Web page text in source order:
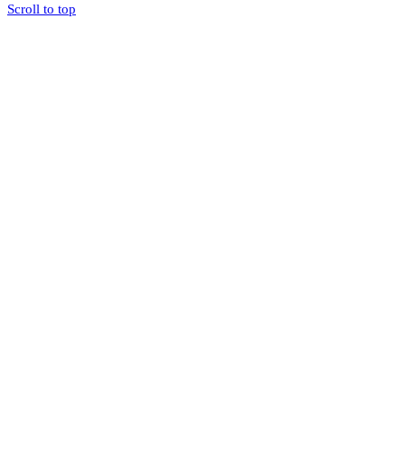
Scroll to top